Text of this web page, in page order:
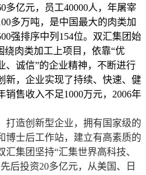
多亿元，员工40000人，年屠宰
多万吨，是中国最大的肉类加
强排序中列154位。双汇集团始
绕肉类加工上项目，依靠“优
、诚信”的企业精神，不断进行
新，企业实现了持续、快速、健
销售收入不足1000万元，2006年
打造创新型企业，拥有国家级的
博士后工作站，建立有高素质的
集团坚持“汇集世界高科技、
后投资20多亿元，从美国、日